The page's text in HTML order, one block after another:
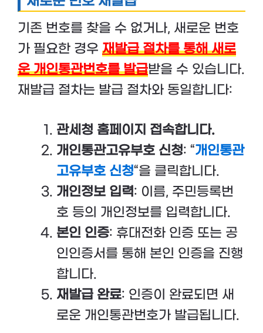
기존 번호를 찾을 수 없거나, 새로운 번호
가 필요한 경우 재발급 절차를 통해 새로
운 개인통관번호를 발급받을 수 있습니다.
재발급 절차는 발급 절차와 동일합니다:
관세청 홈페이지 접속합니다.
개인통관고유부호 신청: “개인통관
고유부호 신청“을 클릭합니다.
개인정보 입력: 이름, 주민등록번
호 등의 개인정보를 입력합니다.
본인 인증: 휴대전화 인증 또는 공
인인증서를 통해 본인 인증을 진행
합니다.
재발급 완료: 인증이 완료되면 새
로운 개인통관번호가 발급됩니다.